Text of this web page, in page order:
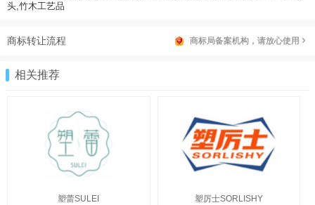
头,竹木工艺品
商标转让流程 商标局备案机构，请放心使用
相关推荐
塑蕾SULEI 塑厉士SORLISHY